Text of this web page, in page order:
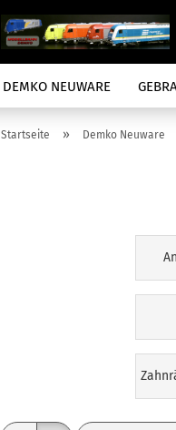
DEMKO NEUWARE
Startseite » Demko Neuware